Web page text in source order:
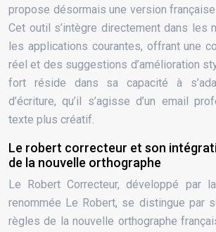
propose désormais une version
Cet outil s’intègre directement dans les
les applications courantes, offrant une
réel et des suggestions d’amélioration
fort réside dans sa capacité à
d’écriture, qu’il s’agisse d’un email
texte plus créatif.
Le robert correcteur et son
de la nouvelle orthographe
Le Robert Correcteur, développé par
renommée Le Robert, se distingue par
règles de la nouvelle orthographe